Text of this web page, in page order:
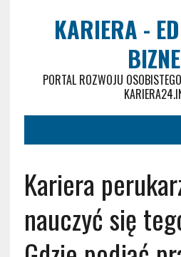
KARIERA -
PORTAL ROZWOJU
Kariera
nauczyć się